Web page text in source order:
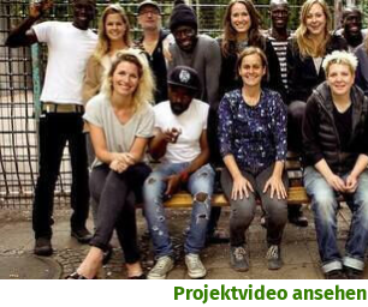
Zum Hauptinhalt springen
Erklärung zur Barrierefreiheit anzeigen
Projektvideo ansehen